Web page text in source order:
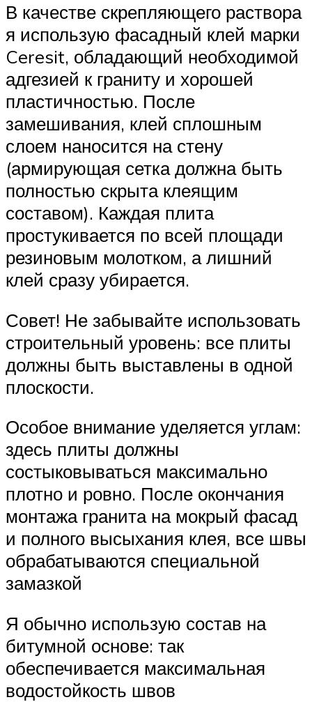
В качестве скрепляющего раствора
я использую фасадный клей марки
Ceresit, обладающий необходимой
адгезией к граниту и хорошей
пластичностью. После
замешивания, клей сплошным
слоем наносится на стену
(армирующая сетка должна быть
полностью скрыта клеящим
составом). Каждая плита
простукивается по всей площади
резиновым молотком, а лишний
клей сразу убирается.
Совет! Не забывайте использовать
строительный уровень: все плиты
должны быть выставлены в одной
плоскости.
Особое внимание уделяется углам:
здесь плиты должны
состыковываться максимально
плотно и ровно. После окончания
монтажа гранита на мокрый фасад
и полного высыхания клея, все швы
обрабатываются специальной
замазкой
Я обычно использую состав на
битумной основе: так
обеспечивается максимальная
водостойкость швов